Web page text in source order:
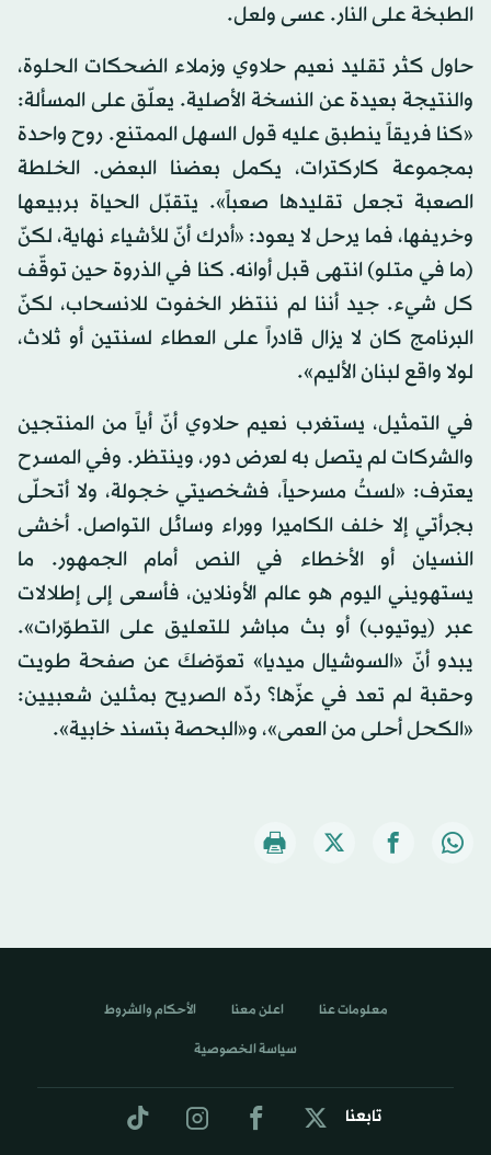
الطبخة على النار. عسى ولعل.
حاول كثر تقليد نعيم حلاوي وزملاء الضحكات الحلوة،
والنتيجة بعيدة عن النسخة الأصلية. يعلّق على المسألة:
«كنا فريقاً ينطبق عليه قول السهل الممتنع. روح واحدة
بمجموعة كاركترات، يكمل بعضنا البعض. الخلطة
الصعبة تجعل تقليدها صعباً». يتقبّل الحياة بربيعها
وخريفها، فما يرحل لا يعود: «أدرك أنّ للأشياء نهاية، لكنّ
(ما في متلو) انتهى قبل أوانه. كنا في الذروة حين توقّف
كل شيء. جيد أننا لم ننتظر الخفوت للانسحاب، لكنّ
البرنامج كان لا يزال قادراً على العطاء لسنتين أو ثلاث،
لولا واقع لبنان الأليم».
في التمثيل، يستغرب نعيم حلاوي أنّ أياً من المنتجين
والشركات لم يتصل به لعرض دور، وينتظر. وفي المسرح
يعترف: «لستُ مسرحياً، فشخصيتي خجولة، ولا أتحلّى
بجرأتي إلا خلف الكاميرا ووراء وسائل التواصل. أخشى
النسيان أو الأخطاء في النص أمام الجمهور. ما
يستهويني اليوم هو عالم الأونلاين، فأسعى إلى إطلالات
عبر (يوتيوب) أو بث مباشر للتعليق على التطوّرات».
يبدو أنّ «السوشيال ميديا» تعوّضكَ عن صفحة طويت
وحقبة لم تعد في عزّها؟ ردّه الصريح بمثلين شعبيين:
«الكحل أحلى من العمى»، و«البحصة بتسند خابية».
تابعنا
معلومات عنا اعلن معنا الأحكام والشروط
سياسة الخصوصية